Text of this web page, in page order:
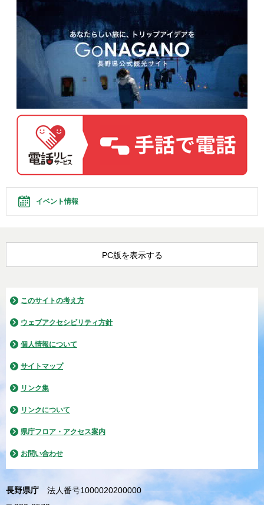
イベント情報
PC版を表示する
このサイトの考え方
ウェブアクセシビリティ方針
個人情報について
サイトマップ
リンク集
リンクについて
県庁フロア・アクセス案内
お問い合わせ
長野県庁
法人番号1000020200000